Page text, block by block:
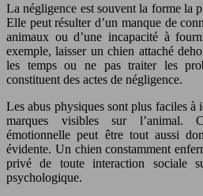
La négligence est souvent la forme la
Elle peut résulter d’un manque de
animaux ou d’une incapacité à
exemple, laisser un chien attaché
les temps ou ne pas traiter les
constituent des actes de négligence.
Les abus physiques sont plus faciles à
marques visibles sur l’animal.
émotionnelle peut être tout aussi
évidente. Un chien constamment
privé de toute interaction sociale
psychologique.